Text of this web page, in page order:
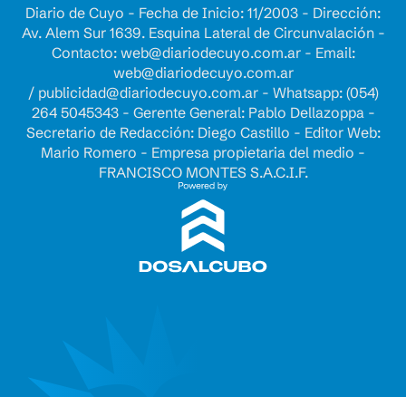
Diario de Cuyo - Fecha de Inicio: 11/2003 - Dirección:
Av. Alem Sur 1639. Esquina Lateral de Circunvalación -
Contacto: web@diariodecuyo.com.ar- Email:
web@diariodecuyo.com.ar
/ publicidad@diariodecuyo.com.ar- Whatsapp: (054)
264 5045343 - Gerente General: Pablo Dellazoppa -
Secretario de Redacción: Diego Castillo - Editor Web:
Mario Romero - Empresa propietaria del medio -
FRANCISCO MONTES S.A.C.I.F.